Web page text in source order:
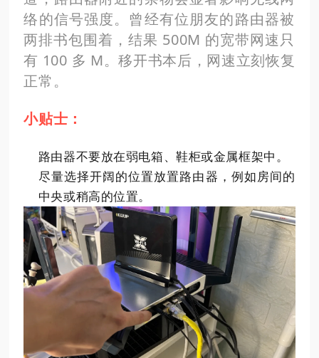
络的信号强度。曾经有位朋友的路由器被
两排书包围着，结果 500M 的宽带网速只
有 100 多 M。移开书本后，网速立刻恢复
正常。
小贴士：
路由器不要放在弱电箱、鞋柜或金属框架中。
尽量选择开阔的位置放置路由器，例如房间的
中央或稍高的位置。